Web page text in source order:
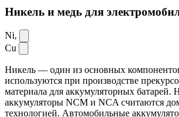
Никель и медь для
Ni,
Cu
Никель — один из основных
используются при производстве
материала для аккумуляторных батарей.
аккумуляторы NCM и NCA считаются
технологией. Автомобильные